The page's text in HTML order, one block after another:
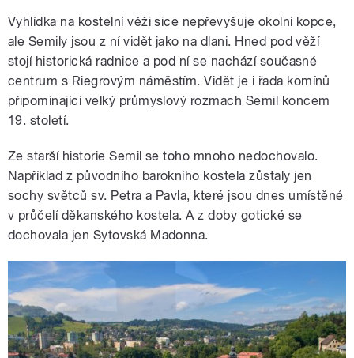
Vyhlídka na kostelní věži sice nepřevyšuje okolní kopce,
ale Semily jsou z ní vidět jako na dlani. Hned pod věží
stojí historická radnice a pod ní se nachází současné
centrum s Riegrovým náměstím. Vidět je i řada komínů
připomínající velký průmyslový rozmach Semil koncem
19. století.
Ze starší historie Semil se toho mnoho nedochovalo.
Například z původního barokního kostela zůstaly jen
sochy světců sv. Petra a Pavla, které jsou dnes umístěné
v průčelí děkanského kostela. A z doby gotické se
dochovala jen Sytovská Madonna.